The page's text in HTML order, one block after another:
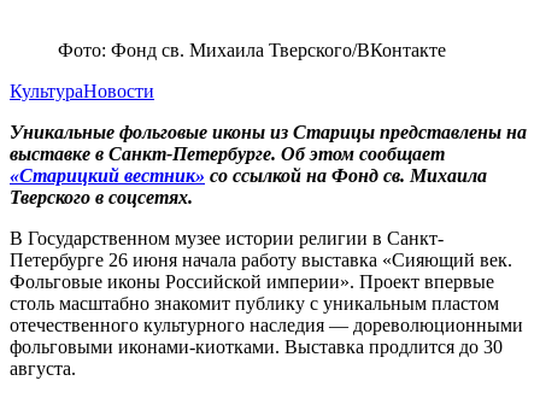
Фото: Фонд св. Михаила Тверского/ВКонтакте
КультураНовости
Уникальные фольговые иконы из Старицы представлены на
выставке в Санкт-Петербурге. Об этом сообщает
«Старицкий вестник» со ссылкой на Фонд св. Михаила
Тверского в соцсетях.
В Государственном музее истории религии в Санкт-
Петербурге 26 июня начала работу выставка «Сияющий век.
Фольговые иконы Российской империи». Проект впервые
столь масштабно знакомит публику с уникальным пластом
отечественного культурного наследия — дореволюционными
фольговыми иконами-киотками. Выставка продлится до 30
августа.